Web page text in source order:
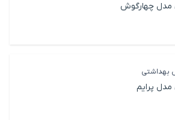
مدل چهارگوش
بهداشتی
مدل پرایم